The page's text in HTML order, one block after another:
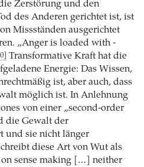
­Zerstörung und den
des ­Anderen gerichtet ist, ist
Missständen ausgerichtet
„Anger is loaded with
Transformative Kraft hat die
Energie: Das Wissen,
ist, aber auch, dass
möglich ist. In Anlehnung
von einer „second-order
die Gewalt der
und sie nicht länger
diese Art von Wut als
sense making […] neither